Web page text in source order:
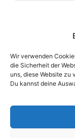
Wir verwenden
die Sicherheit der
uns, diese Website zu
Du kannst deine